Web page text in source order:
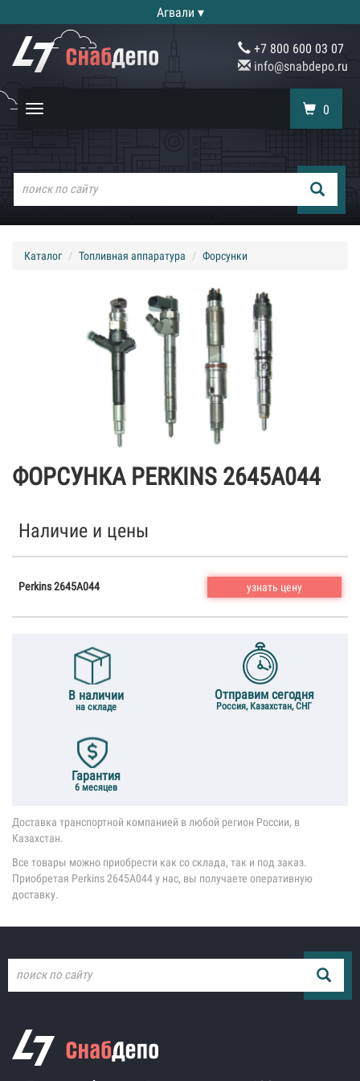
Агвали ▾
+7 800 600 03 07
info@snabdepo.ru
Toggle
0
Каталог Топливная аппаратура Форсунки
ФОРСУНКА PERKINS 2645A044
Наличие и цены
Perkins 2645A044 узнать цену
В наличии
на складе
Отправим сегодня
Россия, Казахстан, СНГ
Гарантия
6 месяцев
Доставка транспортной компанией в любой регион России, в
Казахстан.
Все товары можно приобрести как со склада, так и под заказ.
Приобретая Perkins 2645A044 у нас, вы получаете оперативную
доставку.